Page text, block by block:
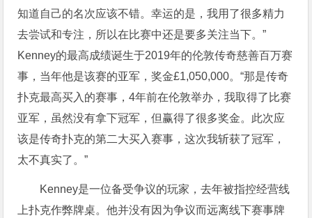
知道自己的名次应该不错。幸运的是，我用了很多精力
去尝试和专注，所以在比赛中还是要多关注当下。”
Kenney的最高成绩诞生于2019年的伦敦传奇慈善百万赛
事，当年他是该赛的亚军，奖金£1,050,000。“那是传奇
扑克最高买入的赛事，4年前在伦敦举办，我取得了比赛
亚军，虽然没有拿下冠军，但赢得了很多奖金。此次应
该是传奇扑克的第二大买入赛事，这次我斩获了冠军，
太不真实了。”
Kenney是一位备受争议的玩家，去年被指控经营线
上扑克作弊牌桌。他并没有因为争议而远离线下赛事牌